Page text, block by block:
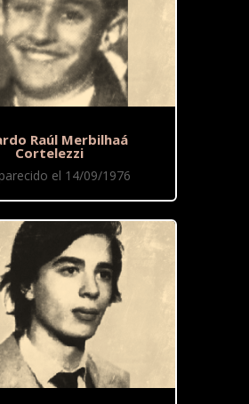
Raúl Merbilhaá
Cortelezzi
el 14/09/1976